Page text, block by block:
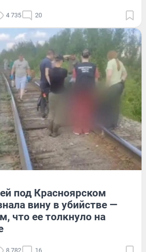
4 735 20
под Красноярском
вину в убийстве —
что ее толкнуло на
8 782 16